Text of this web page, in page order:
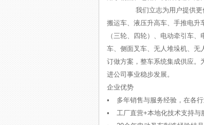
我们立志为用户提供更优的
搬运车、液压升高车、手推电升
（三轮、四轮）、电动牵引车
车、侧面叉车、无人堆垛机、无
订做方案，整车系统集成供应。
进公司事业稳步发展。
企业优势
• 多年销售与服务经验，在各
• 工厂直营+本地化技术支持与